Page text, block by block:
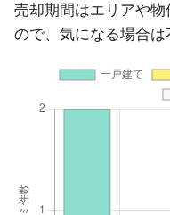
売却期間はエリアや
ので、気になる場合は